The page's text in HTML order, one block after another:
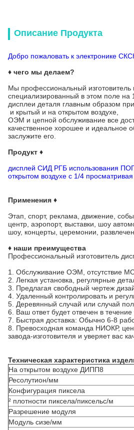
Описание Продукта
Добро пожаловать к электронике
♦ чего мы делаем?
Мы профессиональный изготовитель
специализированный в этом поле на
дисплеи деталя главным образом
и крытый и на открытом воздухе,
ОЭМ и цепной обслуживание все
качественное хорошее и идеальное
заслужите его.
Продукт ♦
дисплей СИД РГБ использования
открытом воздухе с 1/4 просматривая
Применения ♦
Этап, спорт, реклама, движение,
центр, аэропорт, выставки, шоу
шоу, концерты, церемонии,
♦ наши преимущества
Профессиональный изготовитель
1. Обслуживание ОЭМ, отсутствие
2. Легкая установка, регулярные
3. Предлагая свободный чертеж
4. Удаленный контролировать и
5. Деревянный случай или случай
6. Ваш ответ будет отвечен в течение
7. Быстрая доставка: Обычно 6-8
8. Превосходная команда НИОКР,
завода-изготовителя и уверяет вас
Техническая характеристика
На открытом воздухе ДИПП8
Ресолутион/мм
Конфигурация пиксела
² плотности пиксела/пиксельс/м
Разрешение модуля
Модуль сизе/мм